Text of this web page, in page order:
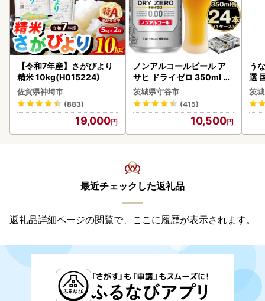
【令和7年産】さがびより
精米 10kg(H015224)
佐賀県神埼市
(883)
19,000
ノンアルコールビール ア
サヒ ドライゼロ 350ml 24
本 ノンアル ビール asashi
守谷市
茨城県守谷市
(415)
10,500
う
選
付
あ
人
茨
最近チェックした返礼品
返礼品詳細ページの閲覧で、ここに履歴が表示されます。